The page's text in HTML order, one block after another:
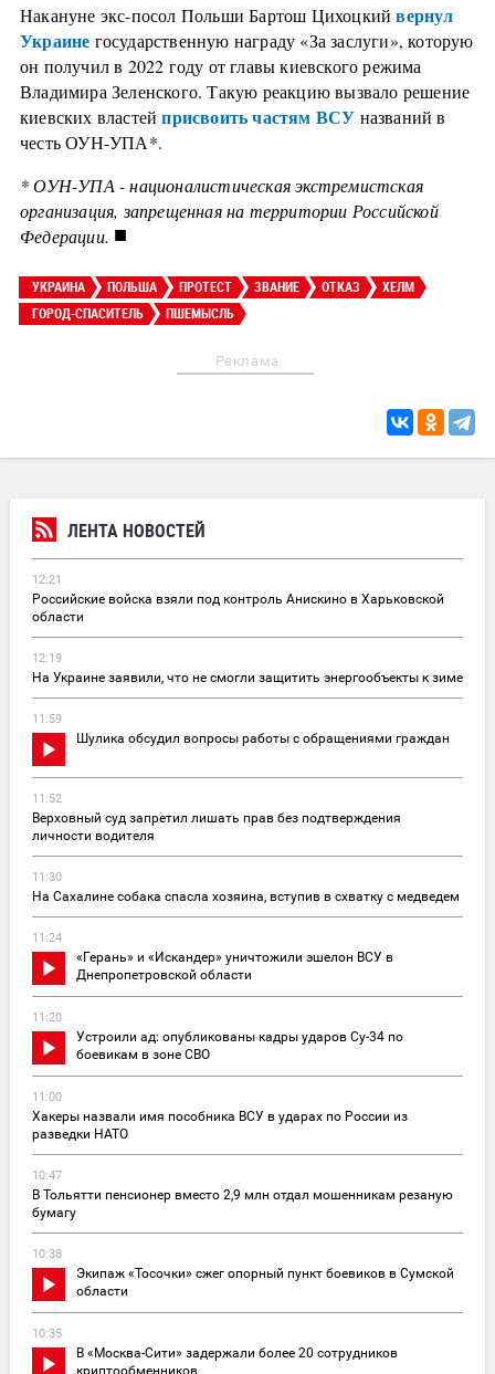
ЛЕНТА НОВОСТЕЙ
12:21
Российские войска взяли под контроль Анискино в Харьковской
области
12:19
На Украине заявили, что не смогли защитить энергообъекты к зиме
11:59
Шулика обсудил вопросы работы с обращениями граждан
11:52
Верховный суд запретил лишать прав без подтверждения
личности водителя
11:30
На Сахалине собака спасла хозяина, вступив в схватку с медведем
11:24
«Герань» и «Искандер» уничтожили эшелон ВСУ в
Днепропетровской области
11:20
Устроили ад: опубликованы кадры ударов Су-34 по
боевикам в зоне СВО
11:00
Хакеры назвали имя пособника ВСУ в ударах по России из
разведки НАТО
10:47
В Тольятти пенсионер вместо 2,9 млн отдал мошенникам резаную
бумагу
10:38
Экипаж «Тосочки» сжег опорный пункт боевиков в Сумской
области
10:35
В «Москва-Сити» задержали более 20 сотрудников
криптообменников
Накануне экс-посол Польши Бартош Цихоцкийвернул
Украине государственную награду «За заслуги», которую
он получил в 2022 году от главы киевского режима
Владимира Зеленского. Такую реакцию вызвало решение
киевских властейприсвоить частям ВСУ названий в
честь ОУН-УПА*.
* ОУН-УПА - националистическая экстремистская
организация, запрещенная на территории Российской
Федерации. ■
УКРАИНА ПОЛЬША ПРОТЕСТ ЗВАНИЕ ОТКАЗ
ХЕЛМ
ГОРОД-СПАСИТЕЛЬ
ПШЕМЫСЛЬ
Реклама